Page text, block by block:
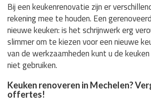
Bij een keukenrenovatie zijn er
rekening mee te houden. Een
nieuwe keuken: is het schrijnwerk erg
slimmer om te kiezen voor een nieuwe
van de werkzaamheden kunt u de
niet gebruiken.
Keuken renoveren in Mechelen?
offertes!